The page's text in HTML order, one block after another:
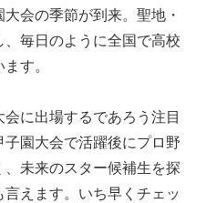
会の季節が到来。聖地・
毎日のように全国で高校
す。
に出場するであろう注目
園大会で活躍後にプロ野
未来のスター候補生を探
えます。いち早くチェッ